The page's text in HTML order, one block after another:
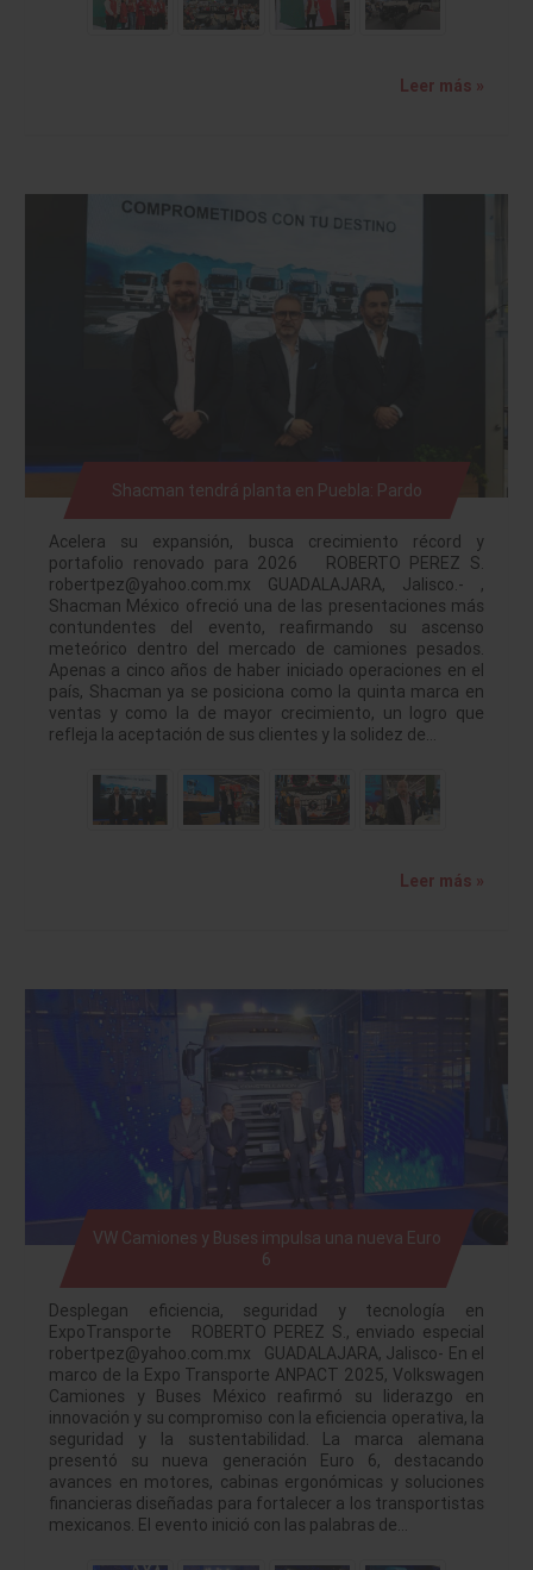
Leer más »
Shacman tendrá planta en Puebla: Pardo
Acelera su expansión, busca crecimiento récord y
portafolio renovado para 2026 ROBERTO PEREZ S.
robertpez@yahoo.com.mx GUADALAJARA, Jalisco.- ,
Shacman México ofreció una de las presentaciones más
contundentes del evento, reafirmando su ascenso
meteórico dentro del mercado de camiones pesados.
Apenas a cinco años de haber iniciado operaciones en el
país, Shacman ya se posiciona como la quinta marca en
ventas y como la de mayor crecimiento, un logro que
refleja la aceptación de sus clientes y la solidez de…
Leer más »
VW Camiones y Buses impulsa una nueva Euro
6
Desplegan eficiencia, seguridad y tecnología en
ExpoTransporte ROBERTO PEREZ S., enviado especial
robertpez@yahoo.com.mx GUADALAJARA, Jalisco- En el
marco de la Expo Transporte ANPACT 2025, Volkswagen
Camiones y Buses México reafirmó su liderazgo en
innovación y su compromiso con la eficiencia operativa, la
seguridad y la sustentabilidad. La marca alemana
presentó su nueva generación Euro 6, destacando
avances en motores, cabinas ergonómicas y soluciones
financieras diseñadas para fortalecer a los transportistas
mexicanos. El evento inició con las palabras de…